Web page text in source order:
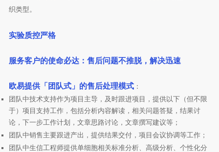
织类型。
实验质控严格
服务客户的使命必达：售后问题不推脱，解决迅速
欧易提供「团队式」的售后处理模式：
团队中技术支持作为项目主导，及时跟进项目，提供以下（但不限
于）项目支持工作，包括分析内容解读，相关问题答疑，结果讨
论，下一步工作计划，文章思路讨论，文章撰写建议等；
团队中销售主要跟进产出，提供结果交付，项目会议协调等工作；
团队中生信工程师提供单细胞相关标准分析、高级分析、个性化分